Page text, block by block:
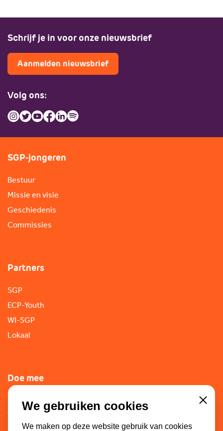
Schrijf je in voor onze nieuwsbrief
Aanmelden nieuwsbrief
Volg ons:
SGP-jongeren
Bestuur
Missie en visie
Geschiedenis
Commissies
Partners
SGP
ECP-Youth
WI-SGP
Lokaal
Doe mee
Lid worden
Vacatures
We gebruiken cookies
We maken op deze website gebruik van cookies
Close